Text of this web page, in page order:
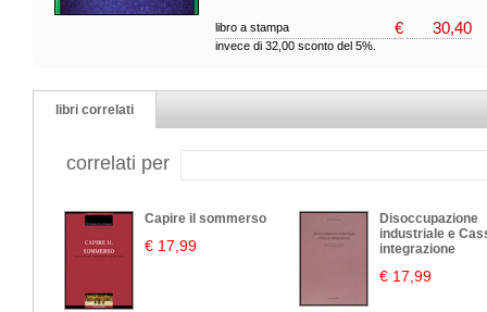
libro a stampa € 30,40
invece di 32,00 sconto del 5%.
libri correlati
correlati per
Capire il sommerso
€ 17,99
Disoccupazione
industriale e
integrazione
€ 17,99